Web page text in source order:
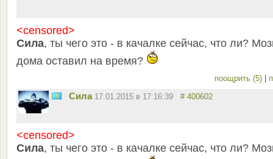
<censored>
Сила, ты чего это - в качалке сейчас, что ли?
дома оставил на время?
поощрить (5)
Сила 17.01.2015 в 17:16:39 # 400602
<censored>
Сила, ты чего это - в качалке сейчас, что ли?